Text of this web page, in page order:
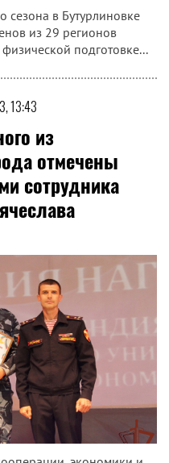
сезона в Бутурлиновке
из 29 регионов
подготовке...
13:43
из
отмечены
сотрудника